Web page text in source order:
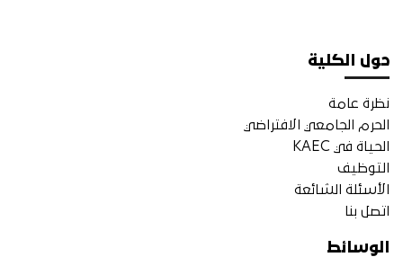
حول الكلية
نظرة عامة
الحرم الجامعي الافتراضي
الحياة في KAEC
التوظيف
الأسئلة الشائعة
اتصل بنا
الوسائط